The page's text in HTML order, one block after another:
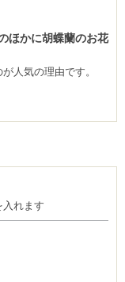
ほかに胡蝶蘭のお花
人気の理由です。
入れます